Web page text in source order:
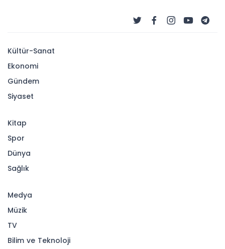
Kültür-Sanat
Ekonomi
Gündem
Siyaset
Kitap
Spor
Dünya
Sağlık
Medya
Müzik
TV
Bilim ve Teknoloji